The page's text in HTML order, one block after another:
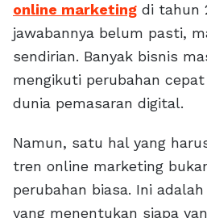
online marketing di tahun
jawabannya belum pasti,
sendirian. Banyak bisnis
mengikuti perubahan
dunia pemasaran digital.
Namun, satu hal yang
tren online marketing
perubahan biasa. Ini
yang menentukan siapa